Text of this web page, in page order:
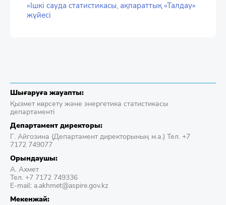
«Ішкі сауда статистикасы, ақпараттық «Талдау»
жүйесі
Шығаруға жауапты:
Қызмет көрсету және энергетика статистикасы
департаменті
Департамент директоры:
Г. Айгозина (Департамент директорының м.а.) Тел. +7
7172 749077
Орындаушы:
А. Ахмет
Тел. +7 7172 749336
E-mail: a.akhmet@aspire.gov.kz
Мекенжай: